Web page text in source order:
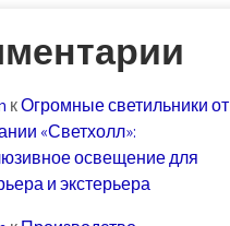
кОгромные светильники от
«Светхолл»:
освещение для
и экстерьера